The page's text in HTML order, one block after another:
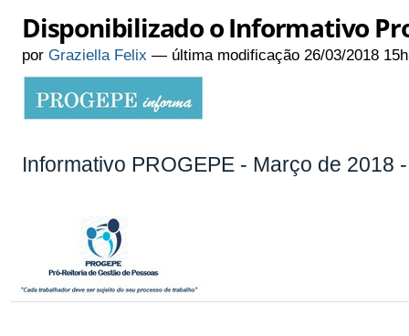
Disponibilizado o Informativo
porGraziella Felix — última modificação 26/03/2018
Informativo PROGEPE - Março de 2018